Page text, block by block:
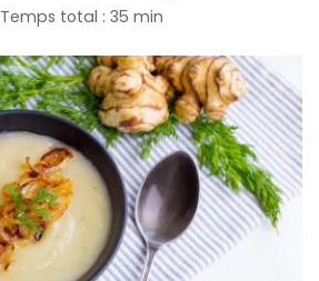
Temps total : 35 min